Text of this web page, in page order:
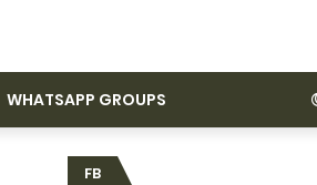
WHATSAPP GROUPS
FB